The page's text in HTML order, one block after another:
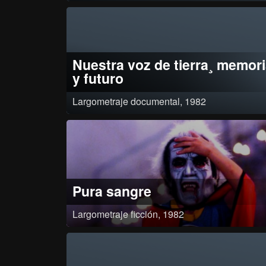
Nuestra voz de tierra¸
y futuro
Largometraje documental, 1982
indígena Coconuco en el Cauca¸ que por cédula real del siglo
tiene derecho a 10¸000 hectáreas¸ y en 1971 apenas dispone de
Se recrea un proceso que va de la sumisión a la organización pues
nosotros¸ refieren en la película¸ la tierra no es sólo un pedazo de
sino que como vivimos en ella¸ como gozamos o sufrimos con ella¸
raíz de la vida. Entonces la defendemos como la raíz de nuestra
Pura sangre
Largometraje ficción, 1982
Roberto Hurtado, potentado azucarero del Valle del Cauca, padece
extraña enfermedad que lo obliga a permanentes transfusiones